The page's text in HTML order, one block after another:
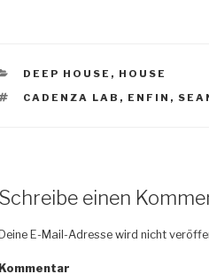
KATEGORIEN
DEEP HOUSE , HOUSE
SCHLAGWÖRTER
CADENZA LAB , ENFIN ,
Schreibe einen
E-Mail-Adresse wird nicht
Kommentar